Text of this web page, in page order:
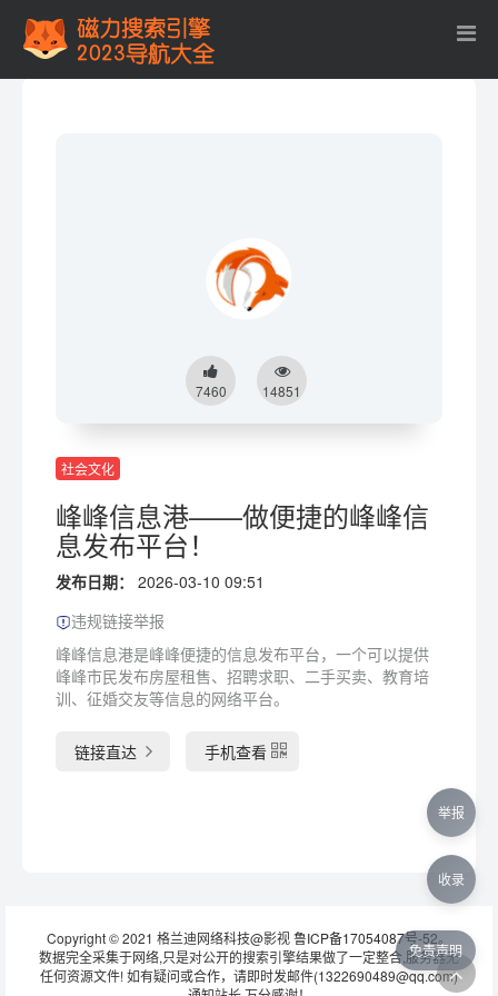
7460 14851
社会文化
峰峰信息港——做便捷的峰峰信
息发布平台！
发布日期：
2026-03-10 09:51
违规链接举报
峰峰信息港是峰峰便捷的信息发布平台，一个可以提供
峰峰市民发布房屋租售、招聘求职、二手买卖、教育培
训、征婚交友等信息的网络平台。
链接直达 手机查看
Copyright © 2021 格兰迪网络科技@影视鲁ICP备17054087号-52。
数据完全采集于网络,只是对公开的搜索引擎结果做了一定整合,服务器无
任何资源文件! 如有疑问或合作，请即时发邮件(1322690489@qq.com)
免责声明
举报
收录